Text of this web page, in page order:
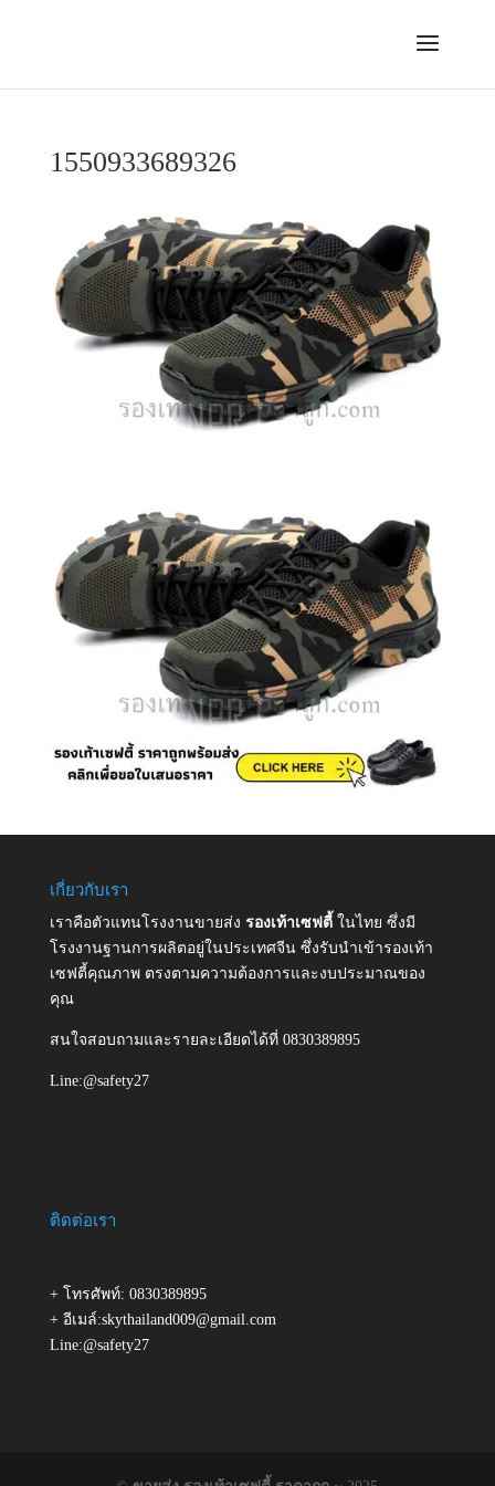
1550933689326
เกี่ยวกับเรา
เราคือตัวแทนโรงงานขายส่ง รองเท้าเซฟตี้ ในไทย ซึ่งมี
โรงงานฐานการผลิตอยู่ในประเทศจีน ซึ่งรับนำเข้ารองเท้า
เซฟตี้คุณภาพ ตรงตามความต้องการและงบประมาณของ
คุณ
สนใจสอบถามและรายละเอียดได้ที่ 0830389895
Line:@safety27
ติดต่อเรา
+ โทรศัพท์: 0830389895
+ อีเมล์:skythailand009@gmail.com
Line:@safety27